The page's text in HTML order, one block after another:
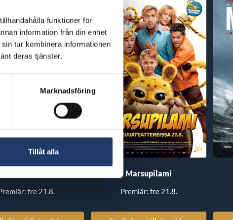
funktioner för
information från din enhet
tur kombinera informationen
deras tjänster.
Marknadsföring
Tillåt alla
fre 21.8.
Marsupilami
Premiär: fre 21.8.